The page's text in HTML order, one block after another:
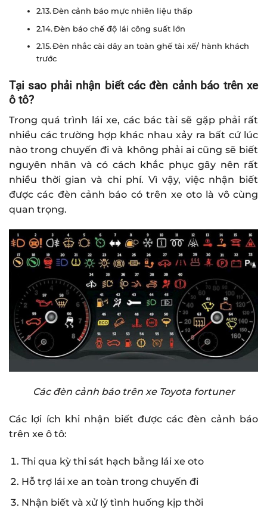
Đèn cảnh báo mực nhiên liệu thấp
Đèn báo chế độ lái công suất lớn
Đèn nhắc cài dây an toàn ghế tài xế/ hành khách
trước
Tại sao phải nhận biết các đèn cảnh báo trên xe
ô tô?
Trong quá trình lái xe, các bác tài sẽ gặp phải rất
nhiều các trường hợp khác nhau xảy ra bất cứ lúc
nào trong chuyến đi và không phải ai cũng sẽ biết
nguyên nhân và có cách khắc phục gây nên rất
nhiều thời gian và chi phí. Vì vậy, việc nhận biết
được các đèn cảnh báo có trên xe oto là vô cùng
quan trọng.
Các đèn cảnh báo trên xe Toyota fortuner
Các lợi ích khi nhận biết được các đèn cảnh báo
trên xe ô tô:
Thi qua kỳ thi sát hạch bằng lái xe oto
Hỗ trợ lái xe an toàn trong chuyến đi
Nhận biết và xử lý tình huống kịp thời